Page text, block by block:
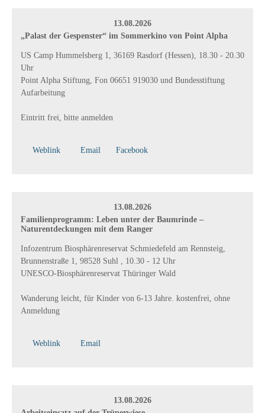
13.08.2026
„Palast der Gespenster“ im Sommerkino von Point Alpha
US Camp Hummelsberg 1, 36169 Rasdorf (Hessen), 18.30 - 20.30
Uhr
Point Alpha Stiftung, Fon 06651 919030 und Bundesstiftung
Aufarbeitung
Eintritt frei, bitte anmelden
Weblink Email Facebook
13.08.2026
Familienprogramm: Leben unter der Baumrinde –
Naturentdeckungen mit dem Ranger
Infozentrum Biosphärenreservat Schmiedefeld am Rennsteig,
Brunnenstraße 1, 98528 Suhl , 10.30 - 12 Uhr
UNESCO-Biosphärenreservat Thüringer Wald
Wanderung leicht, für Kinder von 6-13 Jahre. kostenfrei, ohne
Anmeldung
Weblink Email
13.08.2026